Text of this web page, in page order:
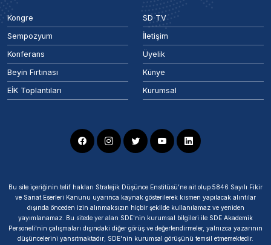
Kongre
Sempozyum
Konferans
Beyin Fırtınası
EİK Toplantıları
SD TV
İletişim
Üyelik
Künye
Kurumsal
Bu site içeriğinin telif hakları Stratejik Düşünce Enstitüsü’ne ait olup 5846 Sayılı Fikir
ve Sanat Eserleri Kanunu uyarınca kaynak gösterilerek kısmen yapılacak alıntılar
dışında önceden izin alınmaksızın hiçbir şekilde kullanılamaz ve yeniden
yayımlanamaz. Bu sitede yer alan SDE'nin kurumsal bilgileri ile SDE Akademik
Personeli'nin çalışmaları dışındaki diğer görüş ve değerlendirmeler, yalnızca yazarının
düşüncelerini yansıtmaktadır; SDE'nin kurumsal görüşünü temsil etmemektedir.